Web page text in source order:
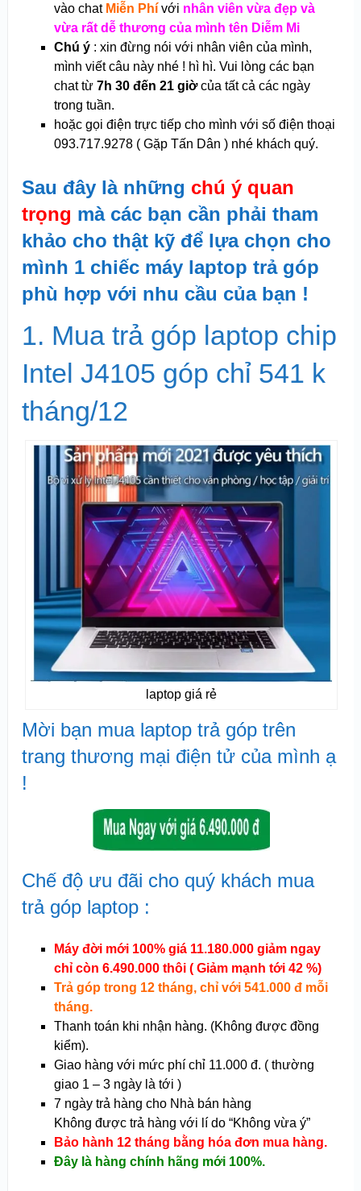
vào chat Miễn Phívới nhân viên vừa đẹp và
vừa rất dễ thương của mình tên Diễm Mi
Chú ý: xin đừng nói với nhân viên của mình,
mình viết câu này nhé ! hì hì. Vui lòng các bạn
chat từ7h 30 đến 21 giờcủa tất cả các ngày
trong tuần.
hoặc gọi điện trực tiếp cho mình với số điện thoại
093.717.9278 ( Gặp Tấn Dân ) nhé khách quý.
Sau đây là những chú ý quan
trọng mà các bạn cần phải tham
khảo cho thật kỹ để lựa chọn cho
mình 1 chiếc máy laptop trả góp
phù hợp với nhu cầu của bạn !
1. Mua trả góp laptop chip
Intel J4105 góp chỉ 541 k
tháng/12
laptop giá rẻ
Mời bạn mua laptop trả góp trên
trang thương mại điện tử của mình ạ
!
Chế độ ưu đãi cho quý khách mua
trả góp laptop :
Máy đời mới 100% giá 11.180.000 giảm ngay
chỉ còn 6.490.000 thôi ( Giảm mạnh tới 42 %)
Trả góp trong 12 tháng, chỉ với 541.000 đ mỗi
tháng.
Thanh toán khi nhận hàng. (Không được đồng
kiểm).
Giao hàng với mức phí chỉ 11.000 đ. ( thường
giao 1 – 3 ngày là tới )
7 ngày trả hàng cho Nhà bán hàng
Không được trả hàng với lí do “Không vừa ý”
Bảo hành 12 tháng bằng hóa đơn mua hàng.
Đây là hàng chính hãng mới 100%.